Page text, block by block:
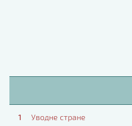
1
Уводне стране